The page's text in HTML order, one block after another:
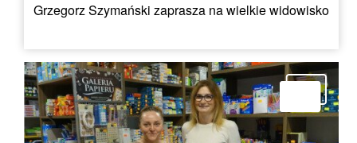
Grzegorz Szymański zaprasza na wielkie widowisko